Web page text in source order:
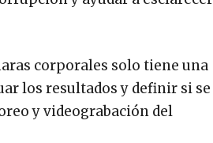
corporales solo tiene una
los resultados y definir si se
y videograbación del